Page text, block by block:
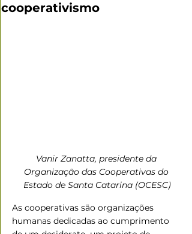
cooperativismo
Vanir Zanatta, presidente da
Organização das Cooperativas do
Estado de Santa Catarina (OCESC)
As cooperativas são organizações
humanas dedicadas ao cumprimento